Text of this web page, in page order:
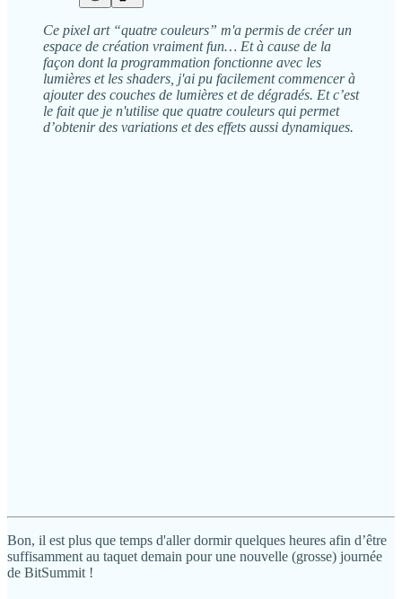
Ce pixel art “quatre couleurs” m'a permis de créer un
espace de création vraiment fun… Et à cause de la
façon dont la programmation fonctionne avec les
lumières et les shaders, j'ai pu facilement commencer à
ajouter des couches de lumières et de dégradés. Et c’est
le fait que je n'utilise que quatre couleurs qui permet
d’obtenir des variations et des effets aussi dynamiques.
Bon, il est plus que temps d'aller dormir quelques heures afin d’être
suffisamment au taquet demain pour une nouvelle (grosse) journée
de BitSummit !